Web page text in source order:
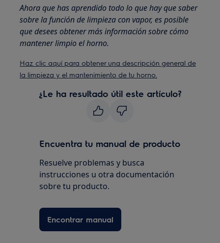
Ahora que has aprendido todo lo que hay que saber
sobre la función de limpieza con vapor, es posible
que desees obtener más información sobre cómo
mantener limpio el horno.
Haz clic aquí para obtener una descripción general de
la limpieza y el mantenimiento de tu horno.
¿Le ha resultado útil este artículo?
Encuentra tu manual de producto
Resuelve problemas y busca
instrucciones u otra documentación
sobre tu producto.
Encontrar manual